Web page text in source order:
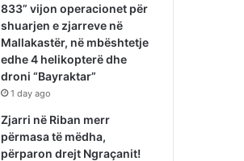
833” vijon operacionet për
shuarjen e zjarreve në
Mallakastër, në mbështetje
edhe 4 helikopterë dhe
droni “Bayraktar”
1 day ago
Zjarri në Riban merr
përmasa të mëdha,
përparon drejt Ngraçanit!